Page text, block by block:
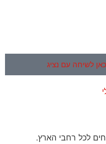
לשיחה עם נציג
לכל רחבי הארץ.